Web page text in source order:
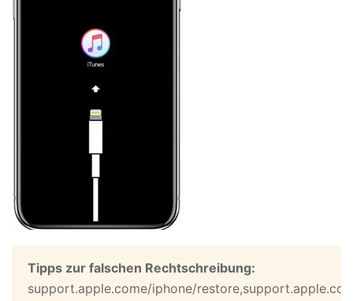
Tipps zur falschen Rechtschreibung:
support.apple.come/iphone/